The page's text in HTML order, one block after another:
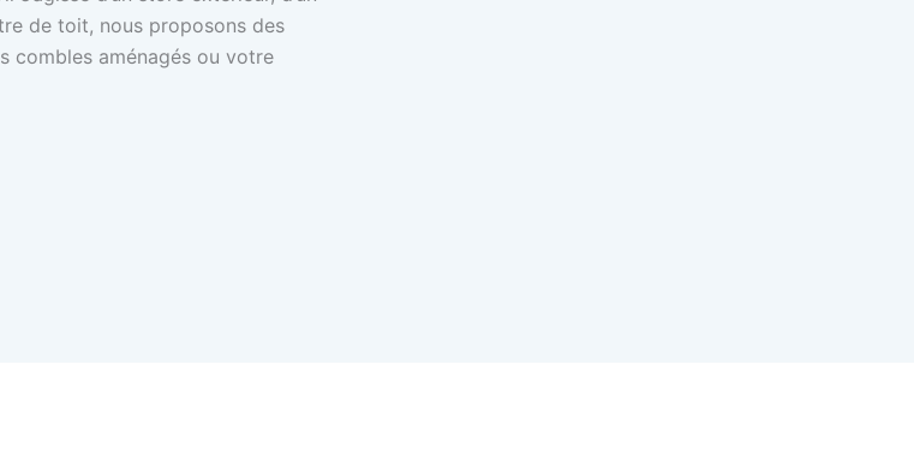
de toit, nous proposons des
combles aménagés ou votre